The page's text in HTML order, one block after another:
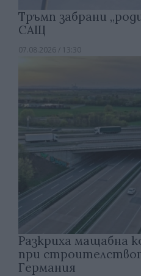
Тръмп забрани
САЩ
07.08.2026 / 13:30
Разкриха мащабна
при
Германия